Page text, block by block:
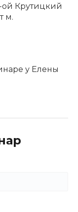
ой Крутицкий
м.
у Елены